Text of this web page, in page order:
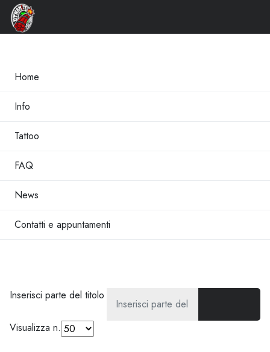
Home
Info
Tattoo
FAQ
News
Contatti e appuntamenti
Inserisci parte del titolo
Visualizza n.